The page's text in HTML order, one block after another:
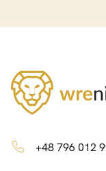
+48 796 012